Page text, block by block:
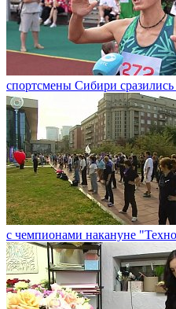
спортсмены Сибири
с чемпионами накануне